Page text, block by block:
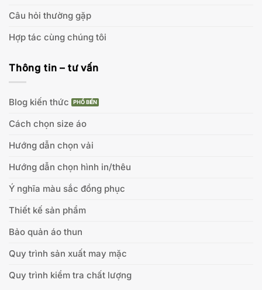
Câu hỏi thường gặp
Hợp tác cùng chúng tôi
Thông tin – tư vấn
Blog kiến thức
Cách chọn size áo
Hướng dẫn chọn vải
Hướng dẫn chọn hình in/thêu
Ý nghĩa màu sắc đồng phục
Thiết kế sản phẩm
Bảo quản áo thun
Quy trình sản xuất may mặc
Quy trình kiểm tra chất lượng